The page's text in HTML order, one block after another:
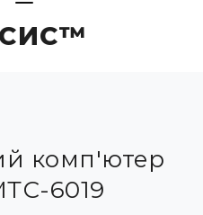
комп'ютер
6019